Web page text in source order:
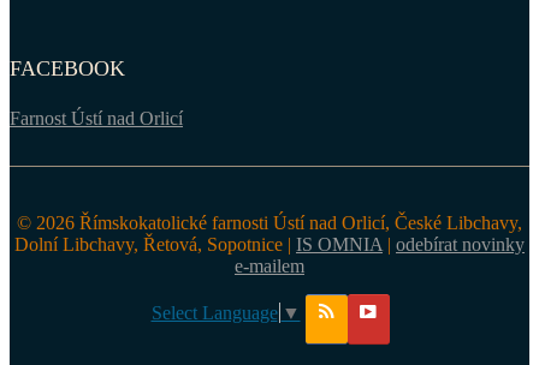
FACEBOOK
Farnost Ústí nad Orlicí
© 2026 Římskokatolické farnosti Ústí nad Orlicí, České Libchavy,
Dolní Libchavy, Řetová, Sopotnice | IS OMNIA | odebírat novinky
e-mailem
Select Language ▼